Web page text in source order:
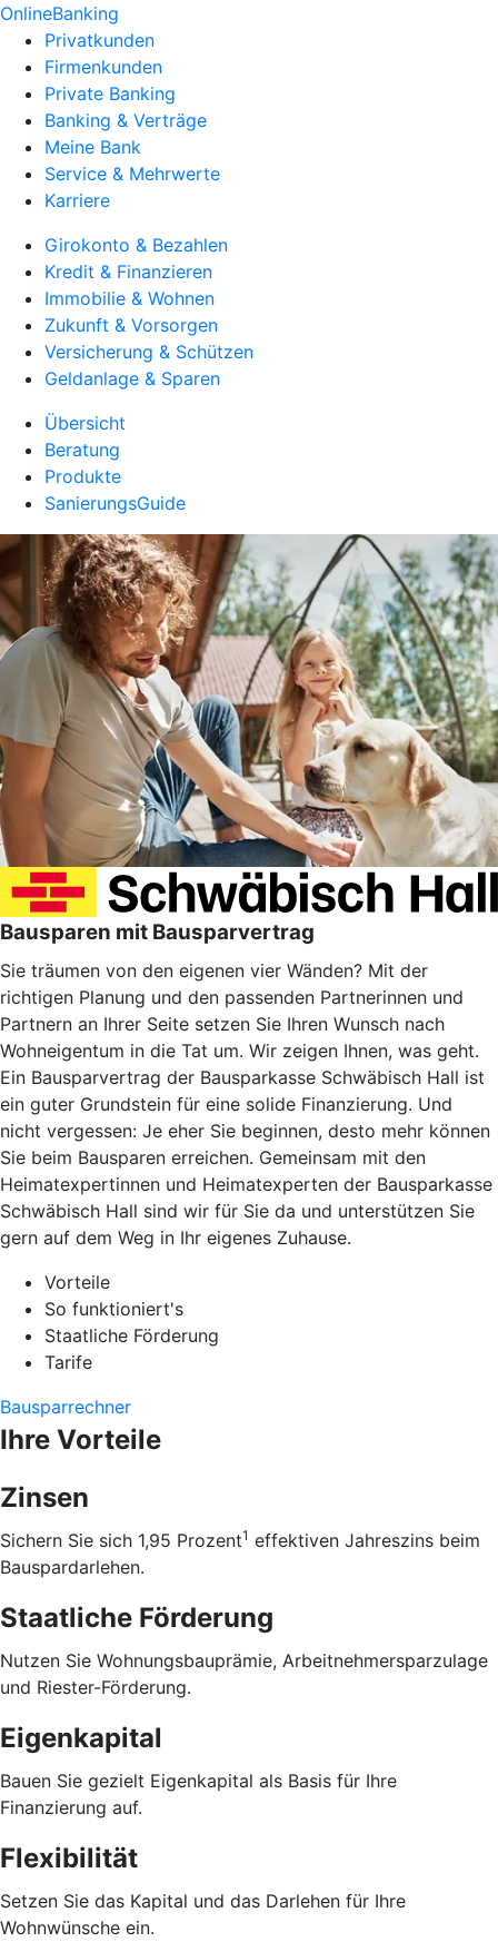
OnlineBanking
Privatkunden
Firmenkunden
Private Banking
Banking & Verträge
Meine Bank
Service & Mehrwerte
Karriere
Girokonto & Bezahlen
Kredit & Finanzieren
Immobilie & Wohnen
Zukunft & Vorsorgen
Versicherung & Schützen
Geldanlage & Sparen
Übersicht
Beratung
Produkte
SanierungsGuide
Bausparen mit Bausparvertrag
Sie träumen von den eigenen vier Wänden? Mit der
richtigen Planung und den passenden Partnerinnen und
Partnern an Ihrer Seite setzen Sie Ihren Wunsch nach
Wohneigentum in die Tat um. Wir zeigen Ihnen, was geht.
Ein Bausparvertrag der Bausparkasse Schwäbisch Hall ist
ein guter Grundstein für eine solide Finanzierung. Und
nicht vergessen: Je eher Sie beginnen, desto mehr können
Sie beim Bausparen erreichen. Gemeinsam mit den
Heimatexpertinnen und Heimatexperten der Bausparkasse
Schwäbisch Hall sind wir für Sie da und unterstützen Sie
gern auf dem Weg in Ihr eigenes Zuhause.
Vorteile
So funktioniert's
Staatliche Förderung
Tarife
Bausparrechner
Ihre Vorteile
Zinsen
Sichern Sie sich 1,95 Prozent1 effektiven Jahreszins beim
Bauspardarlehen.
Staatliche Förderung
Nutzen Sie Wohnungsbauprämie, Arbeitnehmersparzulage
und Riester-Förderung.
Eigenkapital
Bauen Sie gezielt Eigenkapital als Basis für Ihre
Finanzierung auf.
Flexibilität
Setzen Sie das Kapital und das Darlehen für Ihre
Wohnwünsche ein.